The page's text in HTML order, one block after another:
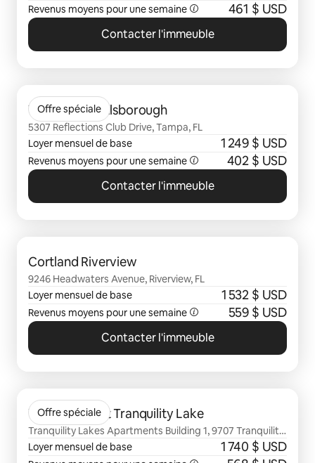
Revenus moyens pour une semaine 461 $ USD
Contacter l'immeuble
Offre spéciale
Vantage on Hillsborough
5307 Reflections Club Drive, Tampa, FL
Loyer mensuel de base
1 249 $ USD
Revenus moyens pour une semaine 402 $ USD
Contacter l'immeuble
Cortland Riverview
9246 Headwaters Avenue, Riverview, FL
Loyer mensuel de base
1 532 $ USD
Revenus moyens pour une semaine 559 $ USD
Contacter l'immeuble
Offre spéciale
The Enclave at Tranquility Lake
Tranquility Lakes Apartments Building 1, 9707 Tranquility
Lake Circle, Riverview, FL
Loyer mensuel de base 1 740 $ USD